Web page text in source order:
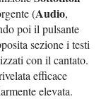
(Audio,
poi il pulsante
sezione i testi
con il cantato.
efficace
elevata.